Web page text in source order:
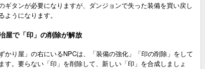
ギタンが必要になりますが、ダンジョンで失った装備を買い戻し
ようになります。
屋で「印」の削除が解放
かり屋」の右にいるNPCは、「装備の強化」「印の削除」をして
す。要らない「印」を削除して、新しい「印」を合成しましょ